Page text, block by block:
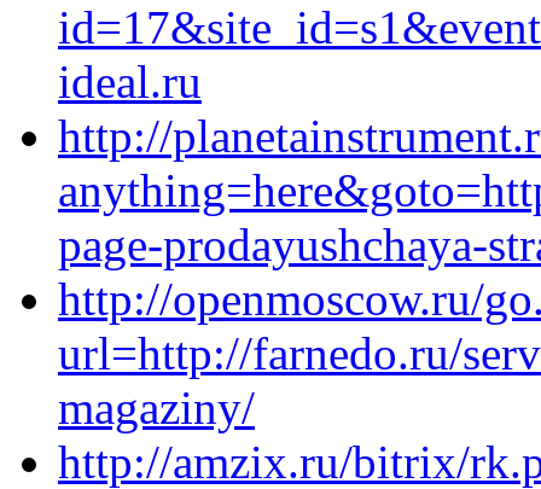
ideal.ru
http://
page-prodayushchaya-
http://openmoscow.ru/
url=http://farnedo.ru/
magaziny/
http://amzix.ru/bitrix/